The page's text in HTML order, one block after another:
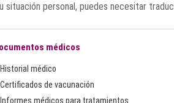
situación personal, puedes necesitar
médicos
Historial médico
Certificados de vacunación
Informes médicos para tratamientos